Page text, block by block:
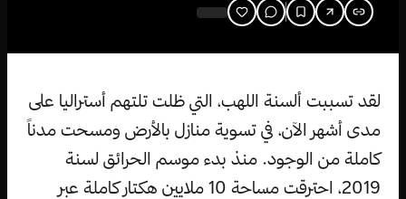
لقد تسببت ألسنة اللهب، التي ظلت تلتهم أستراليا على
مدى أشهر الآن، في تسوية منازل بالأرض ومسحت مدناً
كاملة من الوجود. منذ بدء موسم الحرائق لسنة
2019، احترقت مساحة 10 ملايين هكتار كاملة عبر